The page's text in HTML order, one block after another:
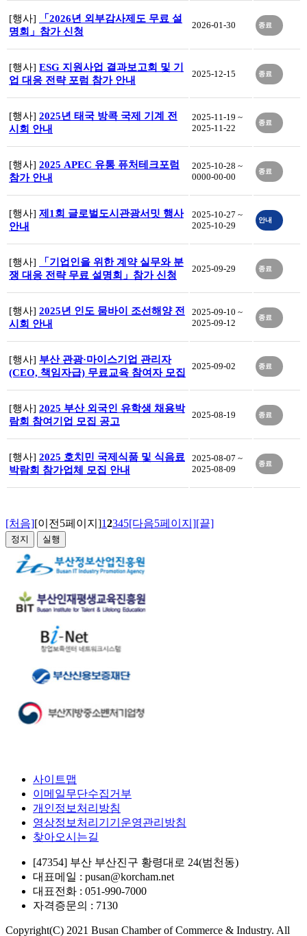
[행사]
「2026년 외부감사제도 무료 설
명회」참가 신청
2026-01-30 종료
[행사] ESG 지원사업 결과보고회 및 기
업 대응 전략 포럼 참가 안내
2025-12-15 종료
[행사] 2025년 태국 방콕 국제 기계 전
시회 안내
2025-11-19 ~
2025-11-22
종료
[행사] 2025 APEC 유통 퓨처테크포럼
참가 안내
2025-10-28 ~
0000-00-00
종료
[행사] 제1회 글로벌도시관광서밋 행사
안내
2025-10-27 ~
2025-10-29
안내
[행사]
「기업인을 위한 계약 실무와 분
쟁 대응 전략 무료 설명회」참가 신청
2025-09-29 종료
[행사] 2025년 인도 뭄바이 조선해양 전
시회 안내
2025-09-10 ~
2025-09-12
종료
[행사] 부산 관광·마이스기업 관리자
(CEO, 책임자급) 무료교육 참여자 모집
2025-09-02 종료
[행사] 2025 부산 외국인 유학생 채용박
람회 참여기업 모집 공고
2025-08-19 종료
[행사] 2025 호치민 국제식품 및 식음료
박람회 참가업체 모집 안내
2025-08-07 ~
2025-08-09
종료
[처음][이전5페이지]12345[다음5페이지][끝]
정지 실행
사이트맵
이메일무단수집거부
개인정보처리방침
영상정보처리기기운영관리방침
찾아오시는길
[47354] 부산 부산진구 황령대로 24(범천동)
대표메일 : pusan@korcham.net
대표전화 : 051-990-7000
자격증문의 : 7130
Copyright(C) 2021 Busan Chamber of Commerce & Industry. All